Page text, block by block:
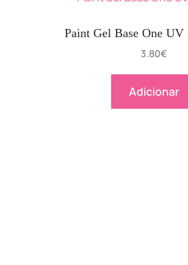
Paint Gel Base One UV
3.80€
Adicionar